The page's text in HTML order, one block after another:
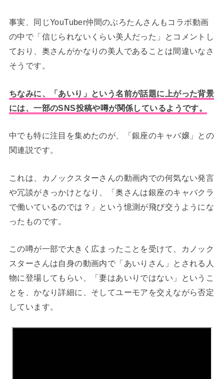
事実、同じYouTuber仲間のぷろたんさんもコラボ動画
の中で「信じられないくらい美人だった」とコメントし
ており、奥さんがかなりの美人であることは間違いなさ
そうです。
ちなみに、「あいり」という名前が話題に上がった背景
には、一部のSNS投稿や噂が関係しているようです。
中でも特に注目を集めたのが、「銀座のキャバ嬢」との
関連説です。
これは、カノックスターさんの動画内での何気ない発言
や冗談がきっかけとなり、「奥さんは銀座のキャバクラ
で働いているのでは？」という憶測が飛び交うようにな
ったものです。
この噂が一部で大きく広まったことを受けて、カノック
スターさんは自身の動画内で「あいりさん」とされる人
物に登場してもらい、「妻はあいりではない」というこ
とを、かなり詳細に、そしてユーモアを交えながら否定
しています。